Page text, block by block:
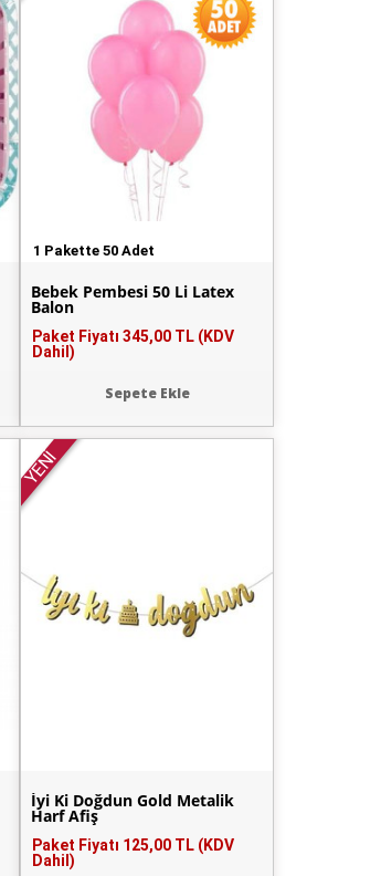
1 Pakette 50 Adet
Bebek Pembesi 50 Li Latex
Balon
Paket Fiyatı 345,00 TL (KDV
Dahil)
Sepete Ekle
YENİ
İyi Ki Doğdun Gold Metalik
Harf Afiş
Paket Fiyatı 125,00 TL (KDV
Dahil)